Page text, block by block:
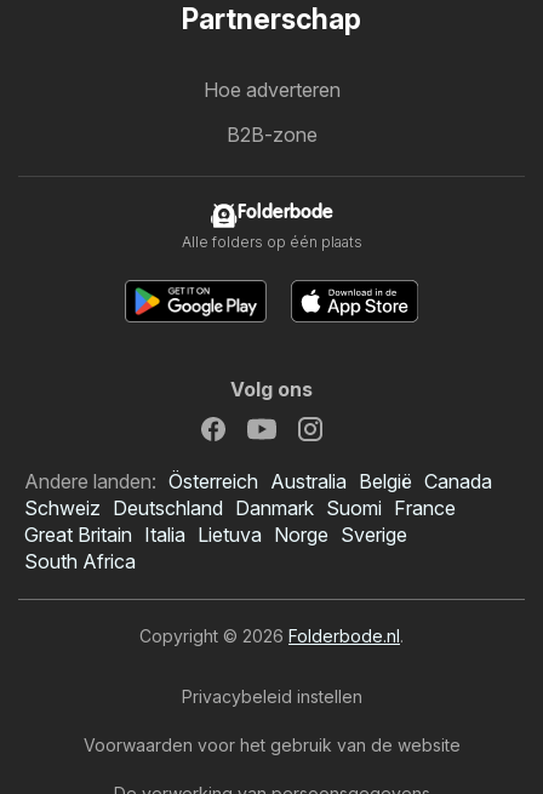
Partnerschap
Hoe adverteren
B2B-zone
Folderbode
Alle folders op één plaats
Volg ons
Andere landen: Österreich Australia België Canada
Schweiz Deutschland Danmark Suomi France
Great Britain Italia Lietuva Norge Sverige
South Africa
Copyright © 2026 Folderbode.nl.
Privacybeleid instellen
Voorwaarden voor het gebruik van de website